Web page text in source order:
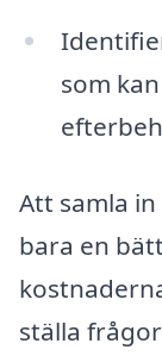
som
Att samla
bara en
ställa